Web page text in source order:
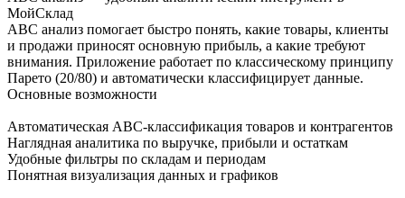
МойСклад
ABC анализ помогает быстро понять, какие товары, клиенты
и продажи приносят основную прибыль, а какие требуют
внимания. Приложение работает по классическому принципу
Парето (20/80) и автоматически классифицирует данные.
Основные возможности
Автоматическая ABC-классификация товаров и контрагентов
Наглядная аналитика по выручке, прибыли и остаткам
Удобные фильтры по складам и периодам
Понятная визуализация данных и графиков